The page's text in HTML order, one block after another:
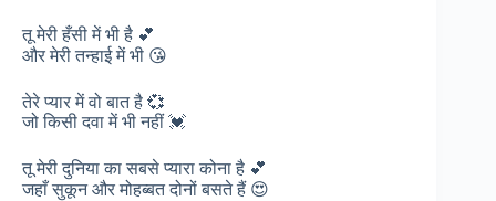
तू मेरी हँसी में भी है 💕
और मेरी तन्हाई में भी 😘
तेरे प्यार में वो बात है 💞
जो किसी दवा में भी नहीं 💓
तू मेरी दुनिया का सबसे प्यारा कोना है 💕
जहाँ सुकून और मोहब्बत दोनों बसते हैं 😍